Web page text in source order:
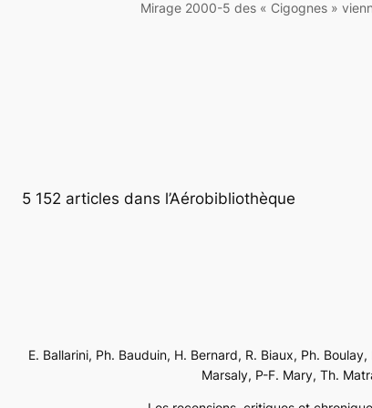
Mirage 2000-5 des « Cigognes »
5 152 articles dans l’Aérobibliothèque
E. Ballarini, Ph. Bauduin, H. Bernard, R. Biaux, Ph.
Marsaly, P-F. Mary, Th.